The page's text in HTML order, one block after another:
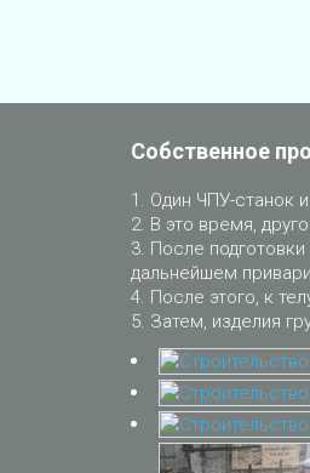
Собственное
Один ЧПУ-станок
В это время,
После
дальнейшем
После этого, к
Затем, изделия